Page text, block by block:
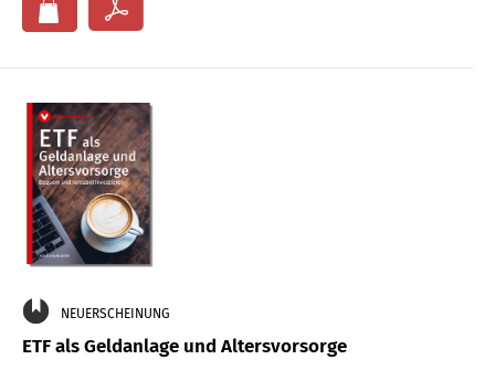
NEUERSCHEINUNG
ETF als Geldanlage und Altersvorsorge